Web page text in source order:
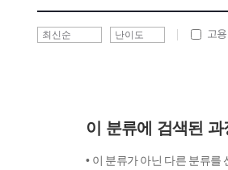
고
이 분류에 검색된
• 이 분류가 아닌 다른 분류를